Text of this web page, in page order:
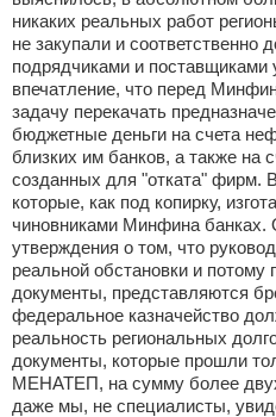
никаких реальных работ
не закупали и соответственно
подрядчиками и поставщиками
впечатление, что перед
задачу перекачать
бюджетные деньги на счета
близких им банков, а также на
созданных для "отката" фирм.
которые, как под копирку,
чиновниками Минфина банках.
утверждения о том, что
реальной обстановки и
документы, представляются
федеральное казначейство
реальность региональных
документы, которые прошли
МЕНАТЕП, на сумму более
даже мы, не специалисты,